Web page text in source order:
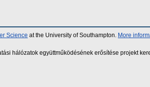
Science at the University of Southampton.
More
hálózatok együttműködésének erősítése projekt